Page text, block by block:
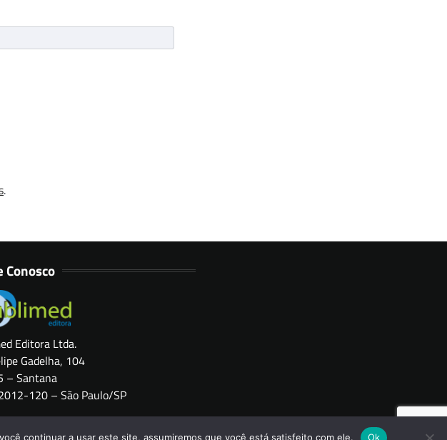
.
Conosco
Editora Ltda.
Gadelha, 104
– Santana
120 – São Paulo/SP
continuar a usar este site, assumiremos que você está satisfeito com ele. Ok